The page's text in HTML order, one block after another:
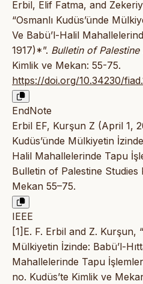
Erbil, Elif Fatma, and
“Osmanlı Kudüs’ünde
Ve Babü’l-Halil
1917)*”. Bulletin of Palestine
Kimlik ve Mekan: 55-75.
https://doi.org/10.34230/
EndNote
Erbil EF, Kurşun Z (April 1,
Kudüs’ünde Mülkiyetin
Halil Mahallelerinde Tapu
Bulletin of Palestine Studies
Mekan 55–75.
IEEE
[1]E. F. Erbil and Z. Kurşun,
Mülkiyetin İzinde: Babü’l-
Mahallelerinde Tapu
no. Kudüs’te Kimlik ve